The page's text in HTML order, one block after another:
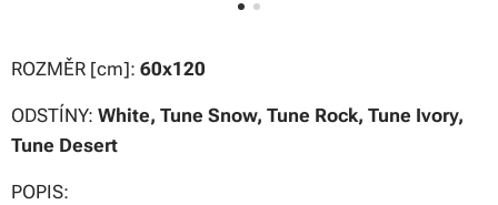
ROZMĚR [cm]: 60x120
ODSTÍNY: White, Tune Snow, Tune Rock, Tune Ivory,
Tune Desert
POPIS: